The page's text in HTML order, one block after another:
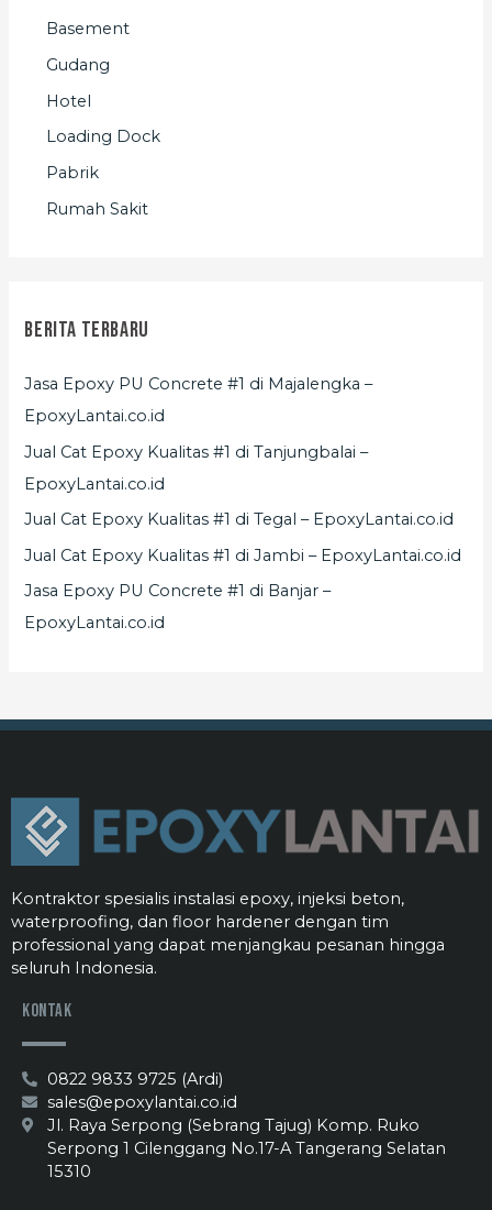
Basement
Gudang
Hotel
Loading Dock
Pabrik
Rumah Sakit
Berita Terbaru
Jasa Epoxy PU Concrete #1 di Majalengka –
EpoxyLantai.co.id
Jual Cat Epoxy Kualitas #1 di Tanjungbalai –
EpoxyLantai.co.id
Jual Cat Epoxy Kualitas #1 di Tegal – EpoxyLantai.co.id
Jual Cat Epoxy Kualitas #1 di Jambi – EpoxyLantai.co.id
Jasa Epoxy PU Concrete #1 di Banjar –
EpoxyLantai.co.id
Kontraktor spesialis instalasi epoxy, injeksi beton,
waterproofing, dan floor hardener dengan tim
professional yang dapat menjangkau pesanan hingga
seluruh Indonesia.
Kontak
0822 9833 9725 (Ardi)
sales@epoxylantai.co.id
Jl. Raya Serpong (Sebrang Tajug) Komp. Ruko
Serpong 1 Cilenggang No.17-A Tangerang Selatan
15310